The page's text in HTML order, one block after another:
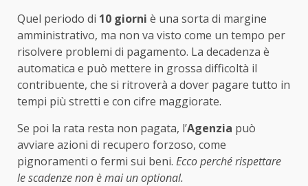
Quel periodo di 10 giorni è una sorta di margine
amministrativo, ma non va visto come un tempo per
risolvere problemi di pagamento. La decadenza è
automatica e può mettere in grossa difficoltà il
contribuente, che si ritroverà a dover pagare tutto in
tempi più stretti e con cifre maggiorate.
Se poi la rata resta non pagata, l’Agenzia può
avviare azioni di recupero forzoso, come
pignoramenti o fermi sui beni. Ecco perché rispettare
le scadenze non è mai un optional.